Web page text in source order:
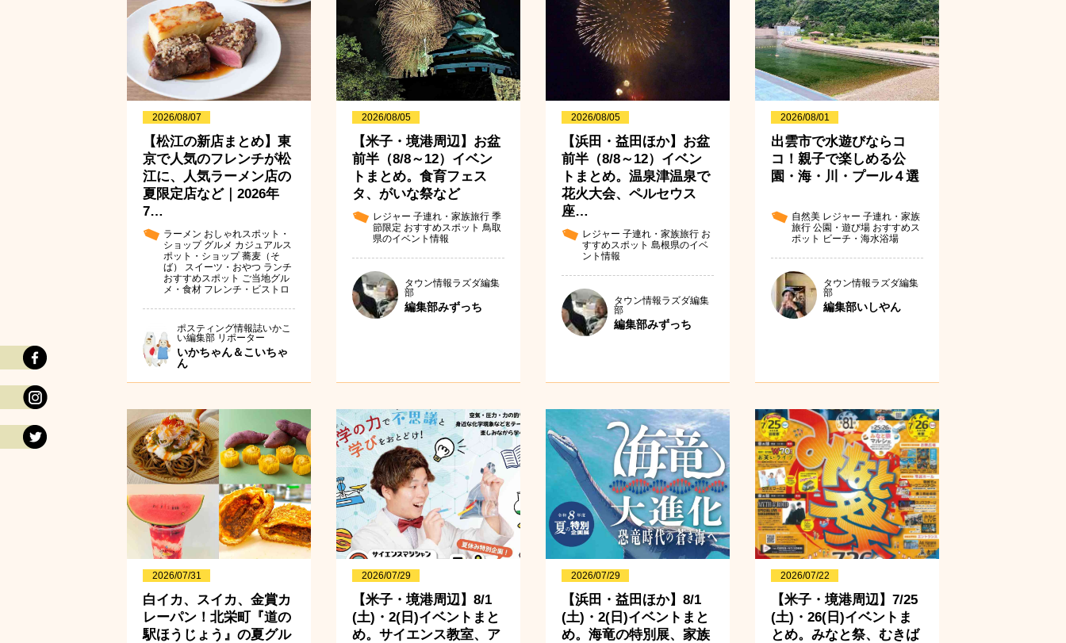
2026/08/07
【松江の新店まとめ】東
京で人気のフレンチが松
江に、人気ラーメン店の
夏限定店など｜2026年
7…
ラーメン おしゃれスポット・
ショップ グルメ カジュアルス
ポット・ショップ蕎麦（そ
ば） スイーツ・おやつ ランチ
おすすめスポット ご当地グル
メ・食材 フレンチ・ビストロ
ポスティング情報誌いかこ
い編集部 リポーター
いかちゃん＆こいちゃ
ん
2026/08/05
【米子・境港周辺】お盆
前半（8/8～12）イベン
トまとめ。食育フェス
タ、がいな祭など
レジャー 子連れ・家族旅行 季
節限定 おすすめスポット 鳥取
県のイベント情報
タウン情報ラズダ編集
部
編集部みずっち
2026/08/05
【浜田・益田ほか】お盆
前半（8/8～12）イベン
トまとめ。温泉津温泉で
花火大会、ペルセウス
座…
レジャー 子連れ・家族旅行 お
すすめスポット 島根県のイベ
ント情報
タウン情報ラズダ編集
部
編集部みずっち
2026/08/01
出雲市で水遊びならコ
コ！親子で楽しめる公
園・海・川・プール４選
自然美 レジャー 子連れ・家族
旅行 公園・遊び場 おすすめス
ポット ビーチ・海水浴場
タウン情報ラズダ編集
部
編集部いしやん
2026/07/31
白イカ、スイカ、金賞カ
レーパン！北栄町『道の
駅ほうじょう』の夏グル
2026/07/29
【米子・境港周辺】8/1
(土)・2(日)イベントまと
め。サイエンス教室、ア
2026/07/29
【浜田・益田ほか】8/1
(土)・2(日)イベントまと
め。海竜の特別展、家族
2026/07/22
【米子・境港周辺】7/25
(土)・26(日)イベントま
とめ。みなと祭、むきば